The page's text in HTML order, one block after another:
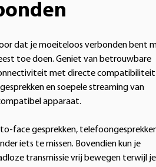
dat je moeiteloos verbonden bent
toe doen. Geniet van betrouwbare
met directe compatibiliteit
en soepele streaming van
apparaat.
face gesprekken,
iets te missen. Bovendien kun je
transmissie vrij bewegen terwijl je